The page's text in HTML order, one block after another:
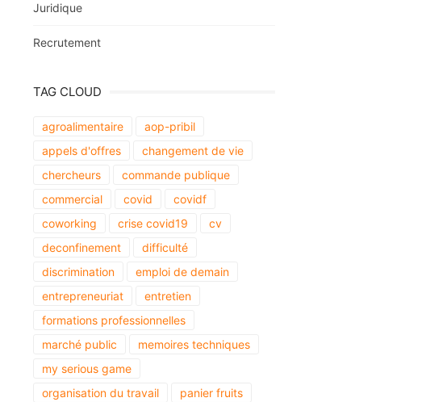
Juridique
Recrutement
TAG CLOUD
agroalimentaire
aop-pribil
appels d'offres
changement de vie
chercheurs
commande publique
commercial
covid
covidf
coworking
crise covid19
cv
deconfinement
difficulté
discrimination
emploi de demain
entrepreneuriat
entretien
formations professionnelles
marché public
memoires techniques
my serious game
organisation du travail
panier fruits